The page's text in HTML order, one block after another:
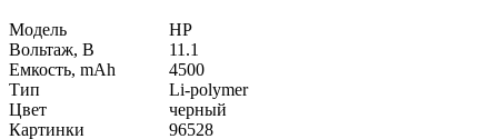
Модель
HP
Вольтаж, В
11.1
Емкость, mAh
4500
Тип
Li-polymer
Цвет
черный
Картинки
96528